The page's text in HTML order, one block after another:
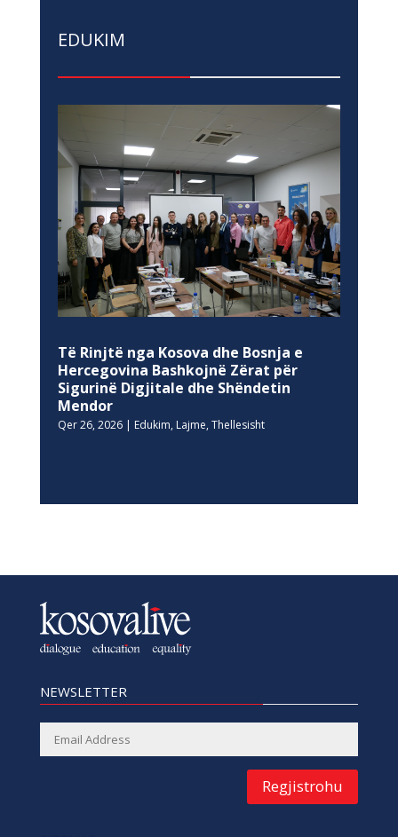
EDUKIM
Të Rinjtë nga Kosova dhe Bosnja e
Hercegovina Bashkojnë Zërat për
Sigurinë Digjitale dhe Shëndetin
Mendor
Qer 26, 2026| Edukim, Lajme, Thellesisht
NEWSLETTER
Regjistrohu